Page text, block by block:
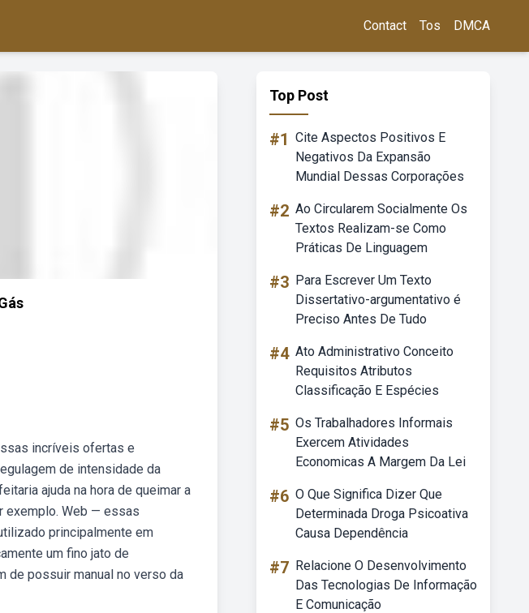
Contact Tos DMCA
incríveis ofertas e
de intensidade da
ajuda na hora de queimar a
exemplo. Web — essas
principalmente em
um fino jato de
de possuir manual no verso da
Top Post
#1 Cite Aspectos Positivos E
Negativos Da Expansão
Mundial Dessas Corporações
#2 Ao Circularem Socialmente Os
Textos Realizam-se Como
Práticas De Linguagem
#3 Para Escrever Um Texto
Dissertativo-argumentativo é
Preciso Antes De Tudo
#4 Ato Administrativo Conceito
Requisitos Atributos
Classificação E Espécies
#5 Os Trabalhadores Informais
Exercem Atividades
Economicas A Margem Da Lei
#6 O Que Significa Dizer Que
Determinada Droga Psicoativa
Causa Dependência
#7 Relacione O Desenvolvimento
Das Tecnologias De Informação
E Comunicação